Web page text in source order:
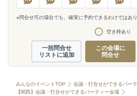
※問合せ可の場合でも、確実に予約できるわけではあり
空き枠あり
一括問合せ
リストに追加
この会場に
問合せ
みんなのイベントTOP
会議・打合せができるパー
【関西】会議・打合せができるパーティー会場